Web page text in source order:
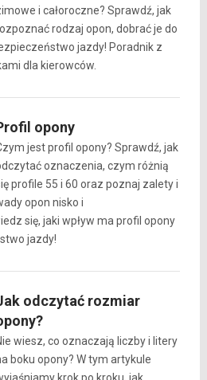
i całoroczne? Sprawdź, jak
rodzaj opon, dobrać je do
jazdy! Poradnik z
dla kierowców.
opony
jest profil opony? Sprawdź, jak
oznaczenia, czym różnią
profile 55 i 60 oraz poznaj zalety i
opon nisko i
się, jaki wpływ ma profil opony
jazdy!
odczytać rozmiar
wiesz, co oznaczają liczby i litery
boku opony? W tym artykule